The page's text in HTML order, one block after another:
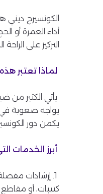
الكونسيرج
أداء العمرة أو
التركيز على
لماذا تعتبر
يأتي الكثير من
يواجه صعوبة في
يكمن دور
أبرز الخدمات
1. إرشادات
كتيبات، أو